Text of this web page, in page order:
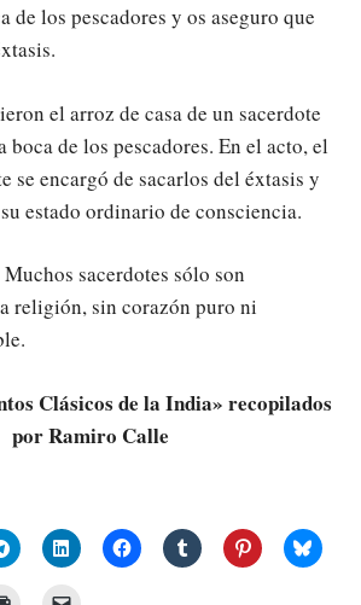
de los pescadores y os aseguro que
el arroz de casa de un sacerdote
de los pescadores. En el acto, el
se encargó de sacarlos del éxtasis y
estado ordinario de consciencia.
sacerdotes sólo son
religión, sin corazón puro ni
Clásicos de la India» recopilados
por Ramiro Calle